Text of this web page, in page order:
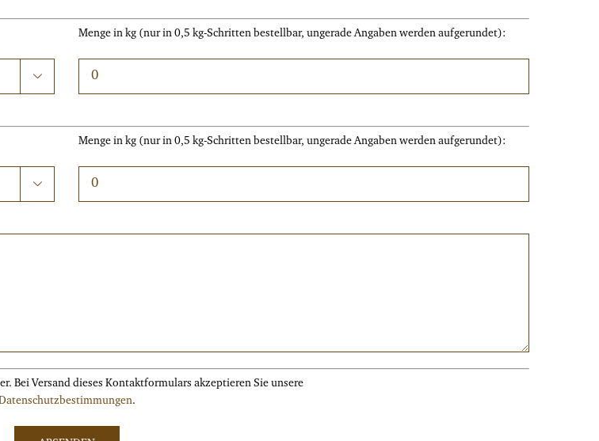

Menge in kg (nur in 0,5 kg-Schritten bestellbar, ungerade Angaben werden aufgerundet):

Menge in kg (nur in 0,5 kg-Schritten bestellbar, ungerade Angaben werden aufgerundet):
Bei Versand dieses Kontaktformulars akzeptieren Sie unsere
.